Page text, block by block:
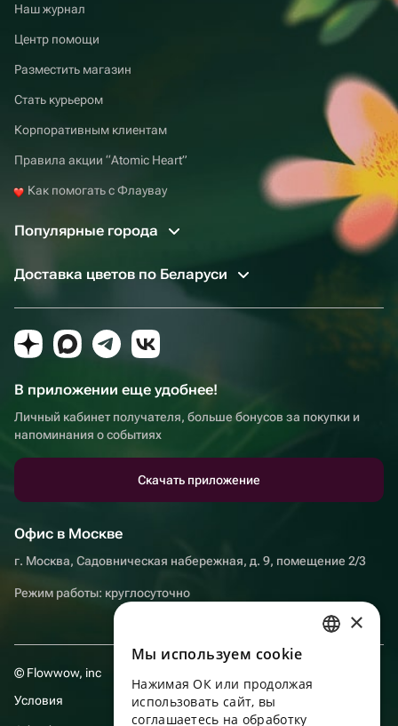
Наш журнал
Центр помощи
Разместить магазин
Стать курьером
Корпоративным клиентам
Правила акции “Atomic Heart”
Как помогать с Флаувау
Популярные города
Доставка цветов по Беларуси
В приложении еще удобнее!
Личный кабинет получателя, больше бонусов за покупки и
напоминания о событиях
Скачать приложение
Офис в Москве
г. Москва, Садовническая набережная, д. 9, помещение 2/3
Режим работы: круглосуточно
© Flowwow, inc
Условия
ENGLISH
UKRAINIAN
×
Мы используем сookie
Нажимая ОК или продолжая
использовать сайт, вы
соглашаетесь на обработку